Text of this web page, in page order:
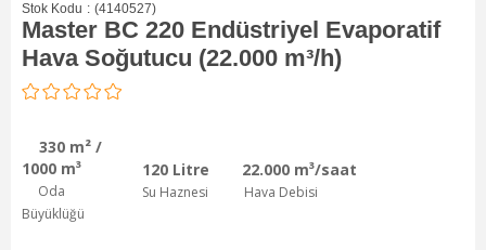
Stok Kodu (4140527)
Master BC 220 Endüstriyel Evaporatif
Hava Soğutucu (22.000 m³/h)
330 m² /
1000 m³
Oda
Büyüklüğü
120 Litre
Su Haznesi
22.000 m³/saat
Hava Debisi